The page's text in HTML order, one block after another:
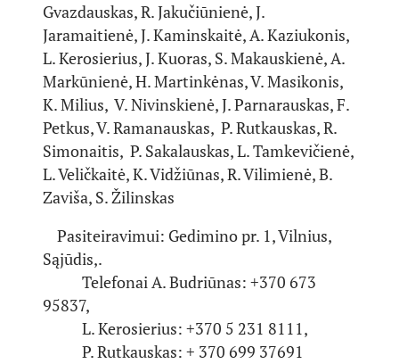
Gvazdauskas, R. Jakučiūnienė, J.
Jaramaitienė, J. Kaminskaitė, A. Kaziukonis,
L. Kerosierius, J. Kuoras, S. Makauskienė, A.
Markūnienė, H. Martinkėnas, V. Masikonis,
K. Milius, V. Nivinskienė, J. Parnarauskas, F.
Petkus, V. Ramanauskas, P. Rutkauskas, R.
Simonaitis, P. Sakalauskas, L. Tamkevičienė,
L. Veličkaitė, K. Vidžiūnas, R. Vilimienė, B.
Zaviša, S. Žilinskas
Pasiteiravimui: Gedimino pr. 1, Vilnius,
Sąjūdis,.
Telefonai A. Budriūnas: +370 673
95837,
L. Kerosierius: +370 5 231 8111,
P. Rutkauskas: + 370 699 37691